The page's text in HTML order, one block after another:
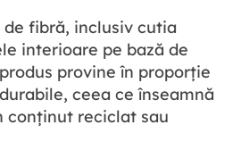
fibră, inclusiv cutia
interioare pe bază de
provine în proporție
ceea ce înseamnă
conținut reciclat sau